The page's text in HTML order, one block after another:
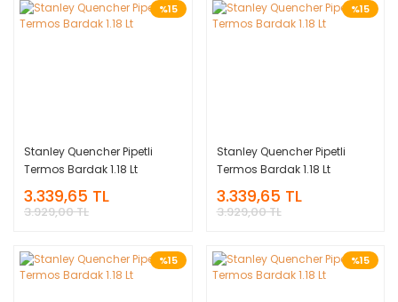
%15
Stanley Quencher Pipetli
Termos Bardak 1.18 Lt
3.339,65 TL
3.929,00 TL
%15
Stanley Quencher Pipetli
Termos Bardak 1.18 Lt
3.339,65 TL
3.929,00 TL
%15 %15